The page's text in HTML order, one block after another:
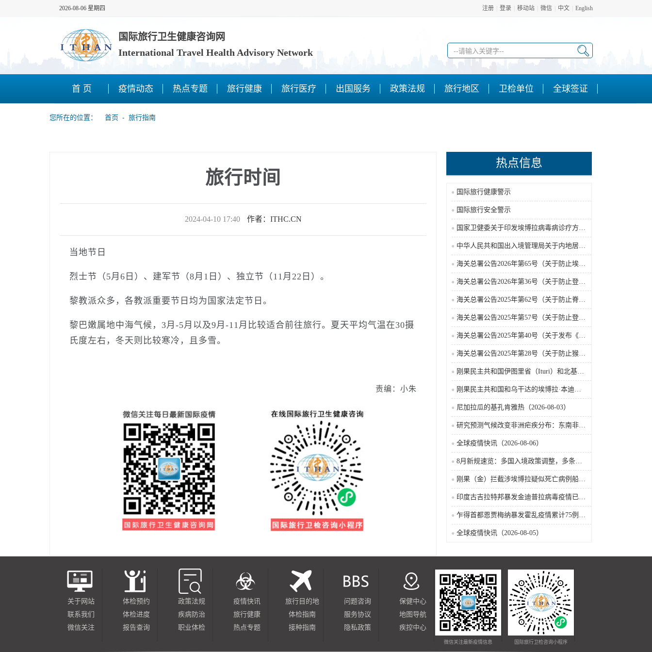
注册 登录 移动站 微信 中文 English
2026-08-06 星期四
国际旅行卫生健康咨询网
International Travel Health Advisory Network
首 页 疫情动态 热点专题 旅行健康 旅行医疗 出国服务 政策法规 旅行地区 卫检单位 全球签证
您所在的位置： 首页 ‐ 旅行指南
旅行时间
2024-04-10 17:40 作者：ITHC.CN
当地节日
烈士节（5月6日）、建军节（8月1日）、独立节（11月22日）。
黎教派众多，各教派重要节日均为国家法定节日。
黎巴嫩属地中海气候，3月-5月以及9月-11月比较适合前往旅行。夏天平均气温在30摄
氏度左右，冬天则比较寒冷，且多雪。
责编：小朱
热点信息
国际旅行健康警示
国际旅行安全警示
尼加拉瓜的基孔肯雅热（2026-08-03）
全球疫情快讯（2026-08-06）
全球疫情快讯（2026-08-05）
关于网站
联系我们
微信关注
体检预约
体检进度
报告查询
政策法规
疾病防治
职业体检
疫情快讯
旅行健康
热点专题
旅行目的地
体检指南
接种指南
问题咨询
服务协议
隐私政策
保健中心
地图导航
疾控中心
微信关注最新疫情信息 国际旅行卫检咨询小程序